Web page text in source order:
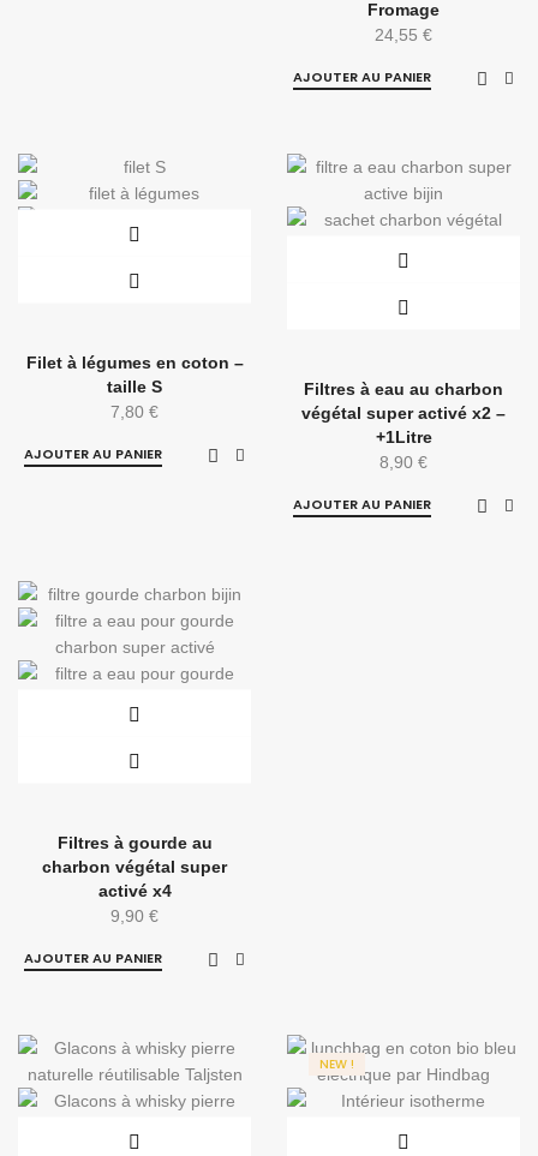
Fromage
24,55 €
AJOUTER AU PANIER
Filet à légumes en coton –
taille S
7,80 €
AJOUTER AU PANIER
Filtres à eau au charbon
végétal super activé x2 –
+1Litre
8,90 €
AJOUTER AU PANIER
Filtres à gourde au
charbon végétal super
activé x4
9,90 €
AJOUTER AU PANIER
NEW !